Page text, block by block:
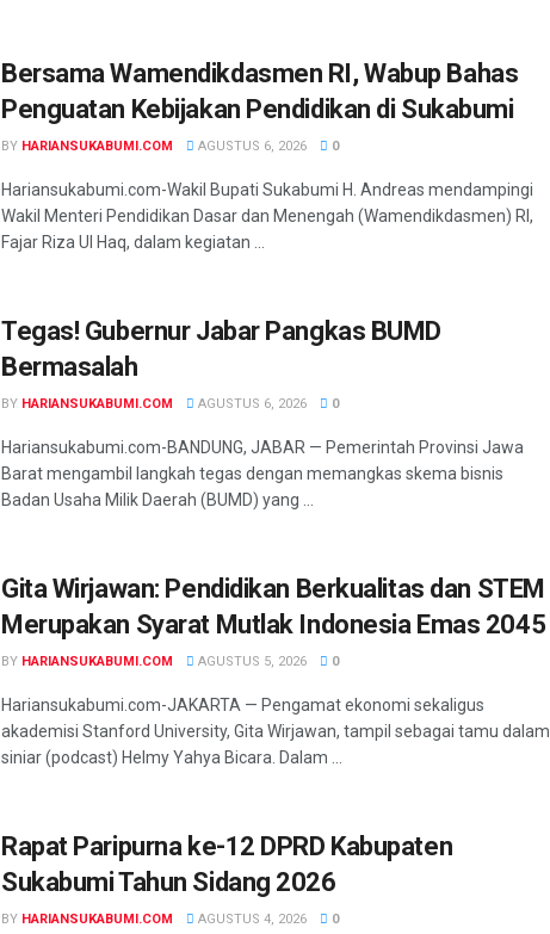
Bersama Wamendikdasmen RI, Wabup Bahas
Penguatan Kebijakan Pendidikan di Sukabumi
BY HARIANSUKABUMI.COM AGUSTUS 6, 2026 0
Hariansukabumi.com-Wakil Bupati Sukabumi H. Andreas mendampingi
Wakil Menteri Pendidikan Dasar dan Menengah (Wamendikdasmen) RI,
Fajar Riza Ul Haq, dalam kegiatan ...
Tegas! Gubernur Jabar Pangkas BUMD
Bermasalah
BY HARIANSUKABUMI.COM AGUSTUS 6, 2026 0
Hariansukabumi.com-BANDUNG, JABAR — Pemerintah Provinsi Jawa
Barat mengambil langkah tegas dengan memangkas skema bisnis
Badan Usaha Milik Daerah (BUMD) yang ...
Gita Wirjawan: Pendidikan Berkualitas dan STEM
Merupakan Syarat Mutlak Indonesia Emas 2045
BY HARIANSUKABUMI.COM AGUSTUS 5, 2026 0
Hariansukabumi.com-​JAKARTA — Pengamat ekonomi sekaligus
akademisi Stanford University, Gita Wirjawan, tampil sebagai tamu dalam
siniar (podcast) Helmy Yahya Bicara. Dalam ...
Rapat Paripurna ke-12 DPRD Kabupaten
Sukabumi Tahun Sidang 2026
BY HARIANSUKABUMI.COM AGUSTUS 4, 2026 0